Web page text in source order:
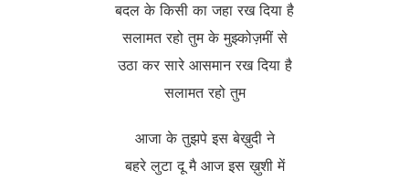
बदल के किसी का जहा रख दिया है
सलामत रहो तुम के मुझ्कोज़मीं से
उठा कर सारे आसमान रख दिया है
सलामत रहो तुम
आजा के तुझपे इस बेख़ुदी ने
बहरे लुटा दू मै आज इस ख़ुशी में